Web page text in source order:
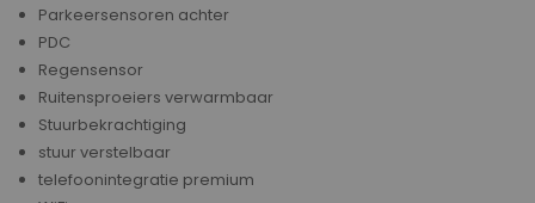
Parkeersensoren achter
PDC
Regensensor
Ruitensproeiers verwarmbaar
Stuurbekrachtiging
stuur verstelbaar
telefoonintegratie premium